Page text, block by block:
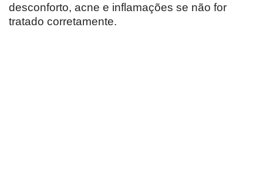
desconforto, acne e inflamações se não for
tratado corretamente.